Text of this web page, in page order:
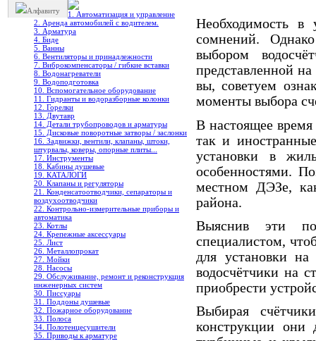
Алфавиту
1. Автоматизация и управление
2. Аренда автомобилей с водителем.
3. Арматура
4. Биде
5. Ванны
6. Вентиляторы и принадлежности
7. Виброкомпенсаторы / гибкие вставки
8. Водонагреватели
9. Водоподготовка
10. Вспомогательное оборудование
11. Гидранты и водоразборные колонки
12. Горелки
13. Двутавр
14. Детали трубопроводов и арматуры
15. Дисковые поворотные затворы / заслонки
16. Задвижки, вентили, клапаны, штоки,
штурвалы, коверы, опорные плиты...
17. Инструменты
18. Кабины душевые
19. КАТАЛОГИ
20. Клапаны и регуляторы
21. Конденсатоотводчики, сепараторы и
воздухоотводчики
22. Контрольно-измерительные приборы и
автоматика
23. Котлы
24. Крепежные аксессуары
25. Лист
26. Металлопрокат
27. Мойки
28. Насосы
29. Обслуживание, ремонт и реконструкция
инженерных систем
30. Писсуары
31. Поддоны душевые
32. Пожарное оборудование
33. Полоса
34. Полотенцесушители
35. Приводы к арматуре
Необходимость в
сомнений.
выбором
представленной
вы, советуем
моменты выбора
В настоящее
так и
установки в
особенностями.
местном ДЭЗе,
района.
Выяснив эти
специалистом,
для установки
водосчётчики на
приобрести
Выбирая
конструкции они